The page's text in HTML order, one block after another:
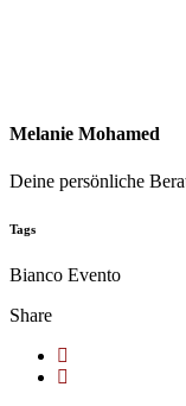
Melanie Mohamed
Deine persönliche
Tags
Bianco Evento
Share